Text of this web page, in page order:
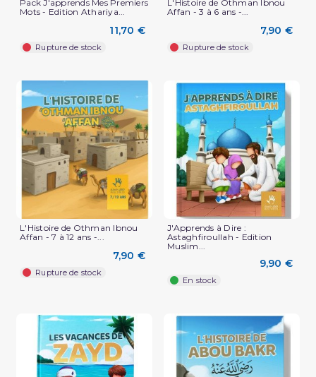
Pack J'apprends Mes Premiers
Mots - Edition Athariya...
11,70 €
Rupture de stock
L'Histoire de Othman Ibnou
Affan - 3 à 6 ans -...
7,90 €
Rupture de stock
L'Histoire de Othman Ibnou
Affan - 7 à 12 ans -...
7,90 €
Rupture de stock
J'Apprends à Dire :
Astaghfiroullah - Edition
Muslim...
9,90 €
En stock